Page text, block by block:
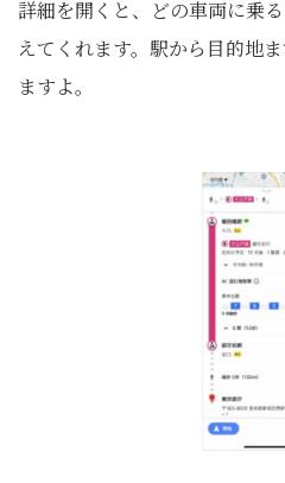
詳細を開くと、どの車両に乗
えてくれます。駅から目的地
ますよ。